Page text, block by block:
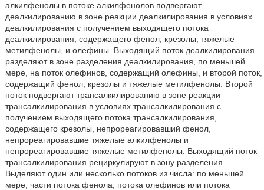
алкилфенолы в потоке алкилфенолов подвергают
деалкилированию в зоне реакции деалкилирования в условиях
деалкилирования с получением выходящего потока
деалкилирования, содержащего фенол, крезолы, тяжелые
метилфенолы, и олефины. Выходящий поток деалкилирования
разделяют в зоне разделения деалкилирования, по меньшей
мере, на поток олефинов, содержащий олефины, и второй поток,
содержащий фенол, крезолы и тяжелые метилфенолы. Второй
поток подвергают трансалкилированию в зоне реакции
трансалкилирования в условиях трансалкилирования с
получением выходящего потока трансалкилирования,
содержащего крезолы, непрореагировавший фенол,
непрореагировавшие тяжелые алкилфенолы и
непрореагировавшие тяжелые метилфенолы. Выходящий поток
трансалкилирования рециркулируют в зону разделения.
Выделяют один или несколько потоков из числа: по меньшей
мере, части потока фенола, потока олефинов или потока